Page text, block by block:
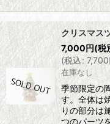
クリスマス
7,000円(税
(税込: 7,700
在庫なし
季節限定の
す。全体は
りの部分は
つのパーツ